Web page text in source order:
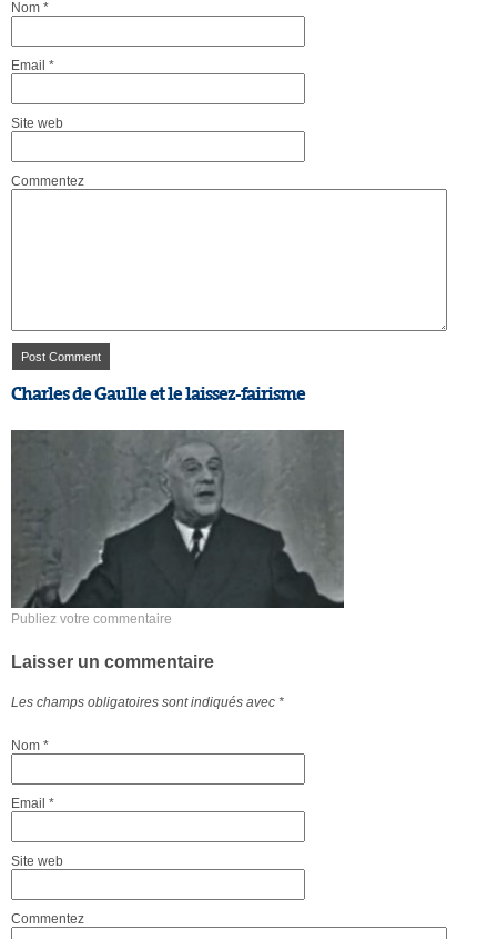
Nom *
Email *
Site web
Commentez
Charles de Gaulle et le laissez-fairisme
Publiez votre commentaire
Laisser un commentaire
Les champs obligatoires sont indiqués avec *
Nom *
Email *
Site web
Commentez